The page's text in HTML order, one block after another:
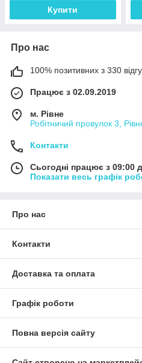
Купити
Про нас
100% позитивних з 330
Працює з 02.09.2019
м. Рівне
Робітничий провулок 3,
Контакти
Сьогодні працює з 09:00
Показати весь графік
Про нас
Контакти
Доставка та оплата
Графік роботи
Повна версія сайту